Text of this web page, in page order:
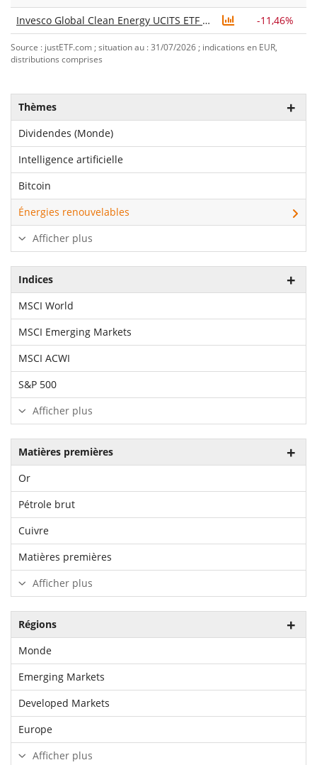
Invesco Global Clean Energy UCITS ETF Dist
-11,46%
Source : justETF.com ; situation au : 31/07/2026 ; indications en EUR,
distributions comprises
Thèmes
Dividendes (Monde)
Intelligence artificielle
Bitcoin
Énergies renouvelables
Afficher plus
Indices
MSCI World
MSCI Emerging Markets
MSCI ACWI
S&P 500
Afficher plus
Matières premières
Or
Pétrole brut
Cuivre
Matières premières
Afficher plus
Régions
Monde
Emerging Markets
Developed Markets
Europe
Afficher plus